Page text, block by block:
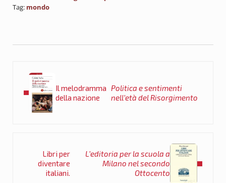
Tag: mondo
Il melodramma
della nazione
Politica e sentimenti
nell’età del Risorgimento
Libri per
diventare
italiani.
L’editoria per la scuola a
Milano nel secondo
Ottocento